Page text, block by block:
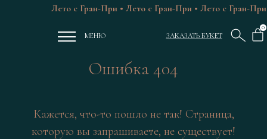
0
МЕНЮ
Лето с Гран-При • Лето с Гран-При • Лето с Гран-
ЗАКАЗАТЬ БУКЕТ
Ошибка 404
Кажется, что-то пошло не так! Страница,
которую вы запрашиваете, не существует!